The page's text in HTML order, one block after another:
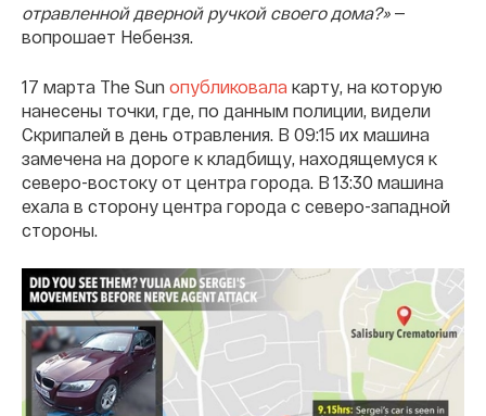
отравленной дверной ручкой своего дома?»—
вопрошает Небензя.
17 марта The Sun опубликовала карту, на которую
нанесены точки, где, по данным полиции, видели
Скрипалей в день отравления. В 09:15 их машина
замечена на дороге к кладбищу, находящемуся к
северо-востоку от центра города. В 13:30 машина
ехала в сторону центра города с северо-западной
стороны.